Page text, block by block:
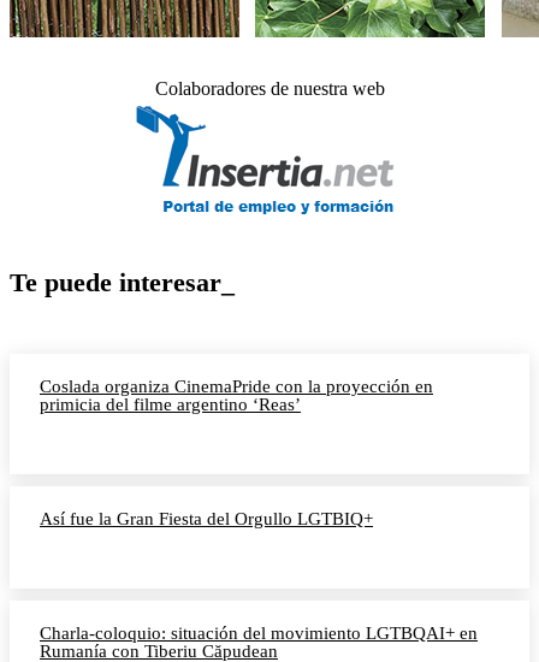
Colaboradores de nuestra web
Te puede interesar_
Coslada organiza CinemaPride con la proyección en
primicia del filme argentino ‘Reas’
Así fue la Gran Fiesta del Orgullo LGTBIQ+
Charla-coloquio: situación del movimiento LGTBQAI+ en
Rumanía con Tiberiu Căpudean